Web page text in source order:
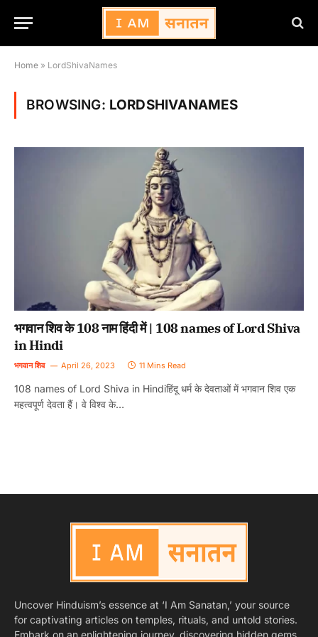
Home » LordShivaNames
BROWSING: LORDSHIVANAMES
भगवान शिव के 108 नाम हिंदी में | 108 names of Lord Shiva
in Hindi
भगवान शिव April 26, 2023 11 Mins Read
108 names of Lord Shiva in Hindiहिंदू धर्म के देवताओं में भगवान शिव एक
महत्वपूर्ण देवता हैं। वे विश्व के…
Uncover Hinduism’s essence at ‘I Am Sanatan,’ your source
for captivating articles on temples, rituals, and untold stories.
Embark on an enlightening journey, discovering hidden gems